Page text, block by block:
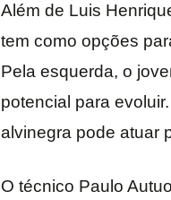
Além de Luis
tem como opções
Pela esquerda, o
potencial para
alvinegra pode atuar
O técnico Paulo